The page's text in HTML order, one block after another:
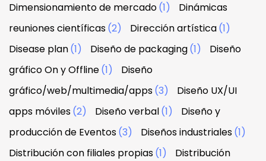
Dimensionamiento de mercado(1)
Dinámicas
reuniones científicas(2) Dirección artística(1)
Disease plan(1) Diseño de packaging(1)
Diseño
gráfico On y Offline(1)
Diseño
gráfico/web/multimedia/apps(3)
Diseño UX/UI
apps móviles(2) Diseño verbal(1)
Diseño y
producción de Eventos(3) Diseños industriales(1)
Distribución con filiales propias(1)
Distribución